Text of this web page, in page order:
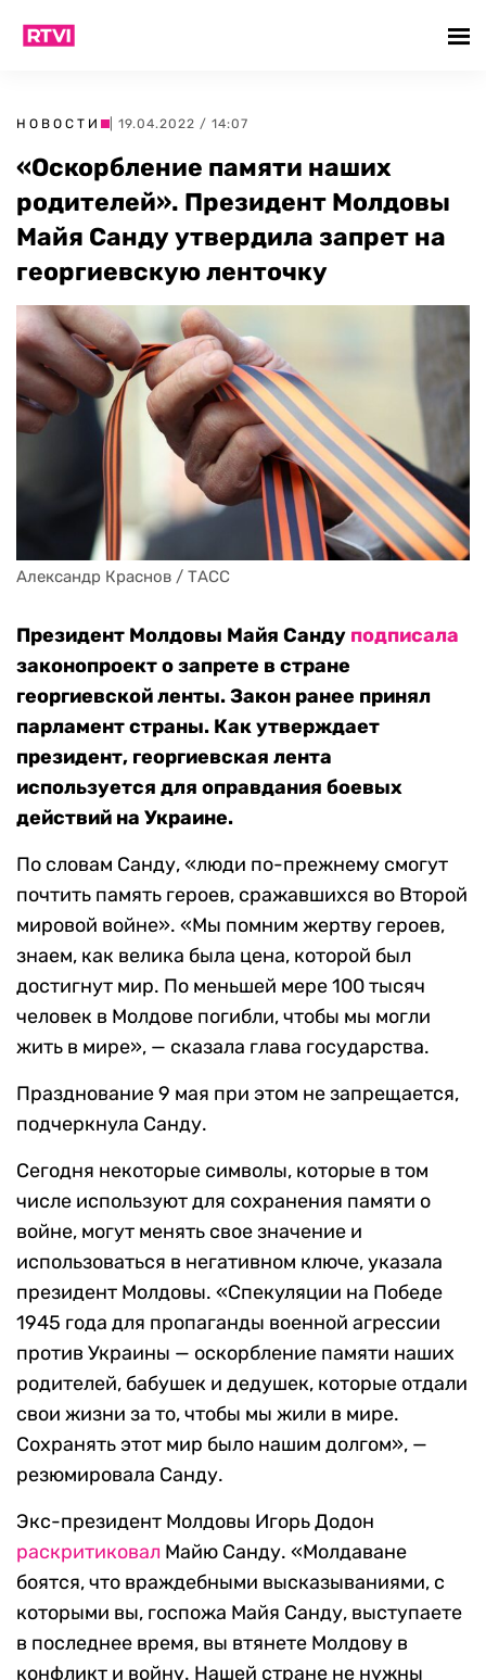
НОВОСТИ | 19.04.2022 / 14:07
«Оскорбление памяти наших
родителей». Президент Молдовы
Майя Санду утвердила запрет на
георгиевскую ленточку
Александр Краснов / ТАСС
Президент Молдовы Майя Санду подписала
законопроект о запрете в стране
георгиевской ленты. Закон ранее принял
парламент страны. Как утверждает
президент, георгиевская лента
используется для оправдания боевых
действий на Украине.
По словам Санду, «люди по-прежнему смогут
почтить память героев, сражавшихся во Второй
мировой войне». «Мы помним жертву героев,
знаем, как велика была цена, которой был
достигнут мир. По меньшей мере 100 тысяч
человек в Молдове погибли, чтобы мы могли
жить в мире», — сказала глава государства.
Празднование 9 мая при этом не запрещается,
подчеркнула Санду.
Сегодня некоторые символы, которые в том
числе используют для сохранения памяти о
войне, могут менять свое значение и
использоваться в негативном ключе, указала
президент Молдовы. «Спекуляции на Победе
1945 года для пропаганды военной агрессии
против Украины — оскорбление памяти наших
родителей, бабушек и дедушек, которые отдали
свои жизни за то, чтобы мы жили в мире.
Сохранять этот мир было нашим долгом», —
резюмировала Санду.
Экс-президент Молдовы Игорь Додон
раскритиковал Майю Санду. «Молдаване
боятся, что враждебными высказываниями, с
которыми вы, госпожа Майя Санду, выступаете
в последнее время, вы втянете Молдову в
конфликт и войну. Нашей стране не нужны